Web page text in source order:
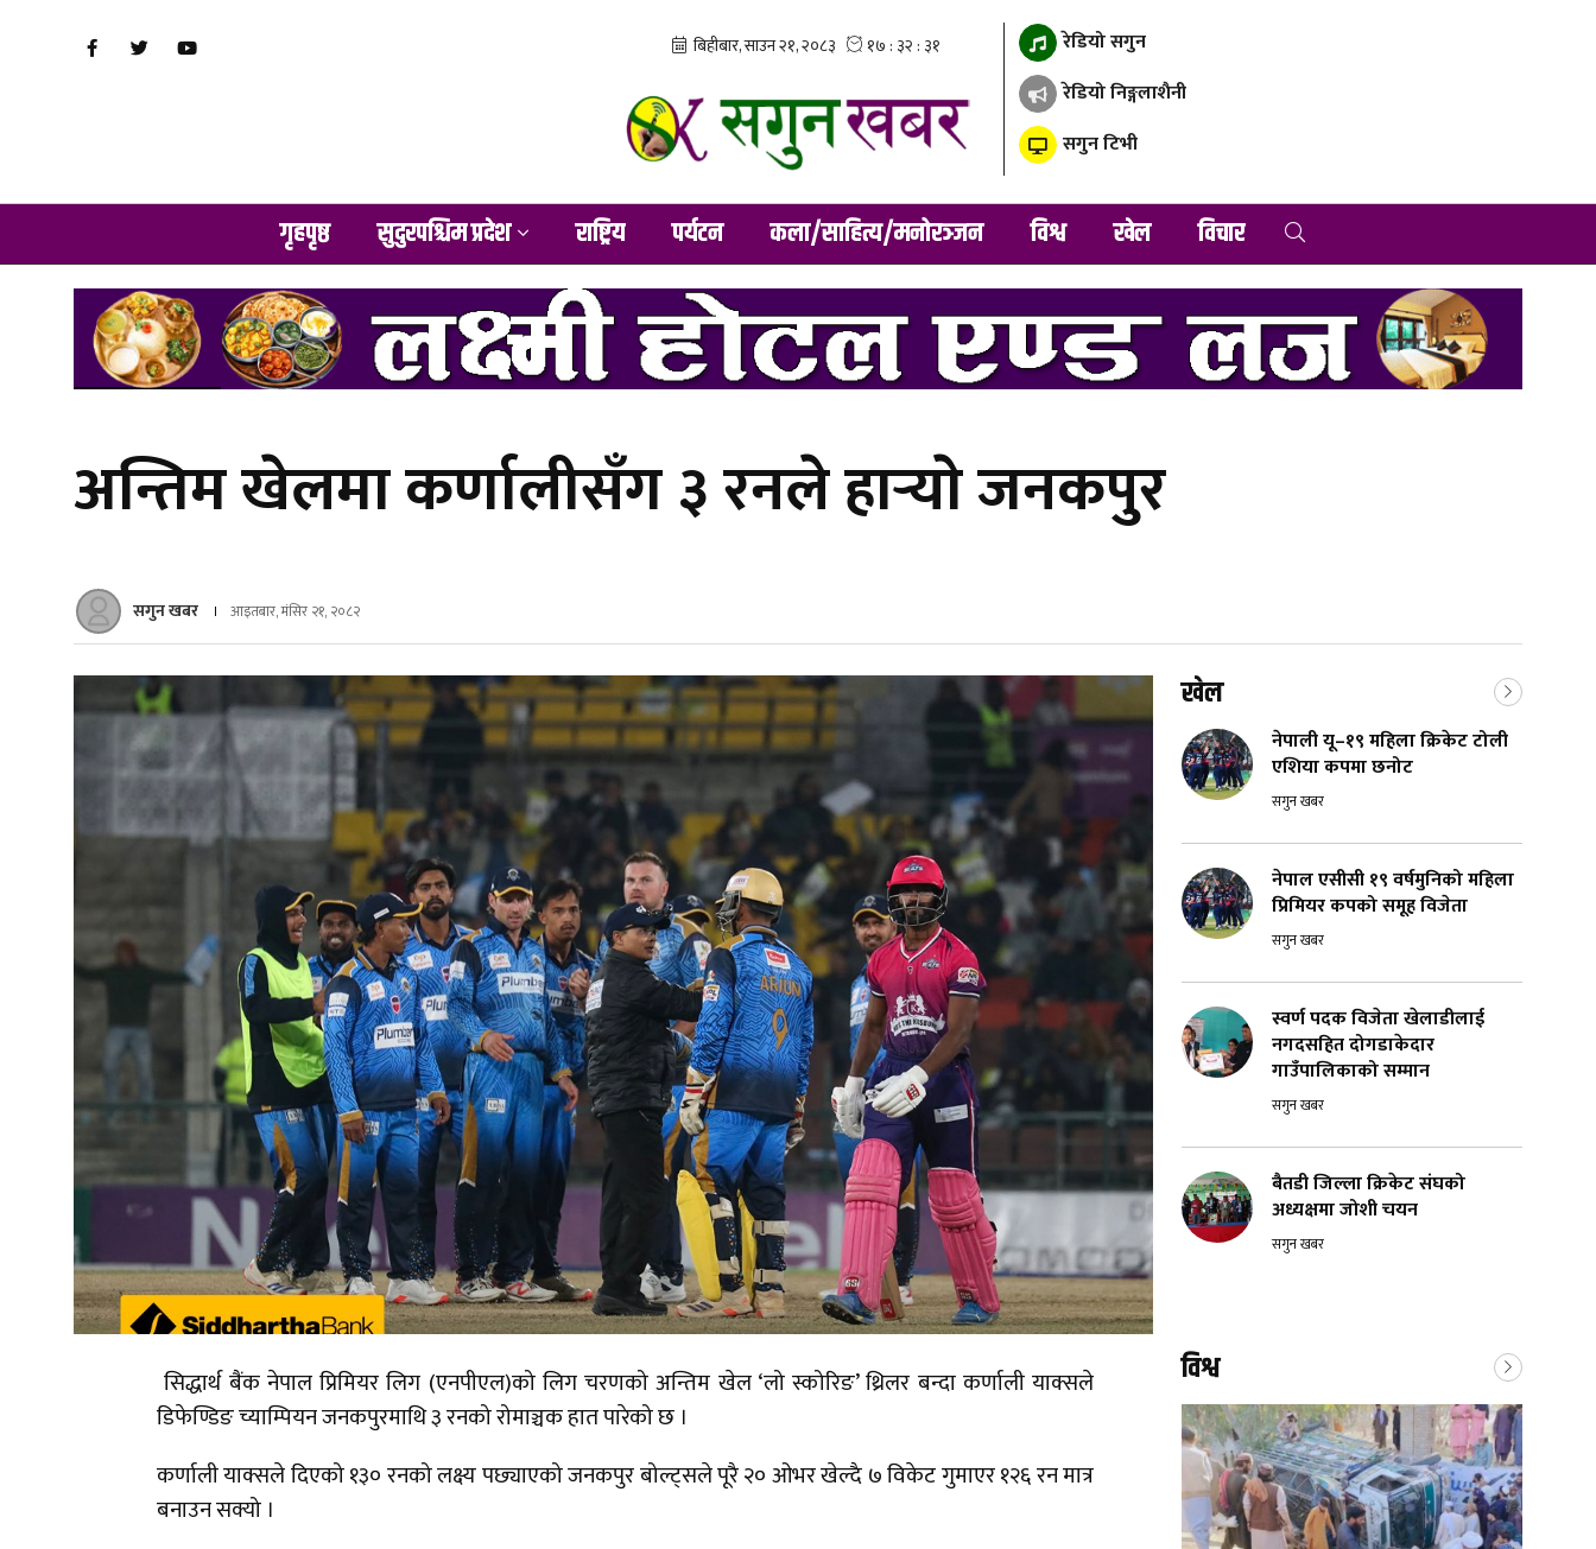
रेडियो सगुन
रेडियो निङ्गलाशैनी
सगुन टिभी
गृहपृष्ठ सुदुरपश्चिम प्रदेश राष्ट्रिय पर्यटन कला/साहित्य/मनोरञ्जन विश्व खेल विचार
अन्तिम खेलमा कर्णालीसँग ३ रनले हार्‍याे जनकपुर
सगुन खबर आइतबार, मंसिर २१, २०८२
सिद्धार्थ बैंक नेपाल प्रिमियर लिग (एनपीएल)को लिग चरणको अन्तिम खेल ‘लो स्कोरिङ’ थ्रिलर बन्दा कर्णाली याक्सले
डिफेण्डिङ च्याम्पियन जनकपुरमाथि ३ रनको रोमाञ्चक हात पारेको छ ।
कर्णाली याक्सले दिएको १३० रनको लक्ष्य पछ्याएको जनकपुर बोल्ट्सले पूरै २० ओभर खेल्दै ७ विकेट गुमाएर १२६ रन मात्र
बनाउन सक्यो ।
खेल
नेपाली यू–१९ महिला क्रिकेट टोली
एशिया कपमा छनोट
सगुन खबर
नेपाल एसीसी १९ वर्षमुनिको महिला
प्रिमियर कपको समूह विजेता
सगुन खबर
स्वर्ण पदक विजेता खेलाडीलाई
नगदसहित दोगडाकेदार
गाउँपालिकाको सम्मान
सगुन खबर
बैतडी जिल्ला क्रिकेट संघको
अध्यक्षमा जोशी चयन
सगुन खबर
विश्व